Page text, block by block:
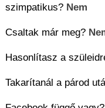
szimpatikus? Nem
Csaltak már meg?
Hasonlítasz a
Takarítanál a párod